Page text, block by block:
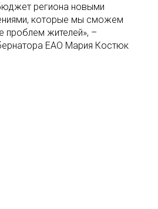
региона новыми
которые мы сможем
проблем жителей», –
ЕАО Мария Костюк